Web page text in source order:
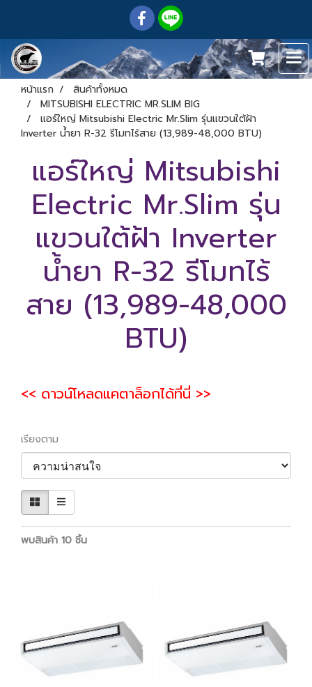
หน้าแรก
สินค้าทั้งหมด
MITSUBISHI ELECTRIC MR.SLIM BIG
แอร์ใหญ่ Mitsubishi Electric Mr.Slim รุ่นแขวนใต้ฝ้า
Inverter น้ำยา R-32 รีโมทไร้สาย (13,989-48,000 BTU)
แอร์ใหญ่ Mitsubishi
Electric Mr.Slim รุ่น
แขวนใต้ฝ้า Inverter
น้ำยา R-32 รีโมทไร้
สาย (13,989-48,000
BTU)
<< ดาวน์โหลดแคตาล็อกได้ที่นี่ >>
เรียงตาม
พบสินค้า 10 ชิ้น